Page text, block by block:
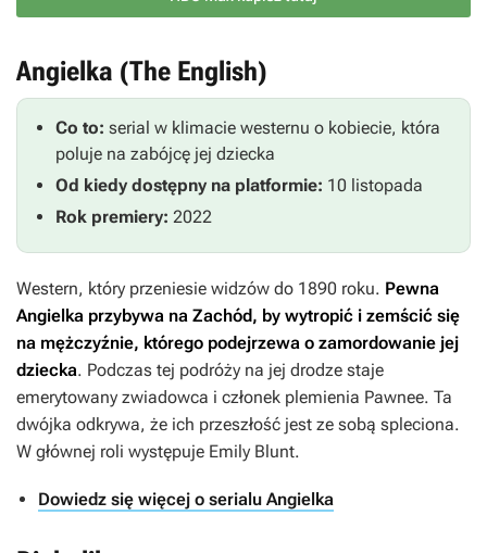
Angielka (The English)
Co to: serial w klimacie westernu o kobiecie, która
poluje na zabójcę jej dziecka
Od kiedy dostępny na platformie: 10 listopada
Rok premiery: 2022
Western, który przeniesie widzów do 1890 roku. Pewna
Angielka przybywa na Zachód, by wytropić i zemścić się
na mężczyźnie, którego podejrzewa o zamordowanie jej
dziecka. Podczas tej podróży na jej drodze staje
emerytowany zwiadowca i członek plemienia Pawnee. Ta
dwójka odkrywa, że ich przeszłość jest ze sobą spleciona.
W głównej roli występuje Emily Blunt.
Dowiedz się więcej o serialu Angielka